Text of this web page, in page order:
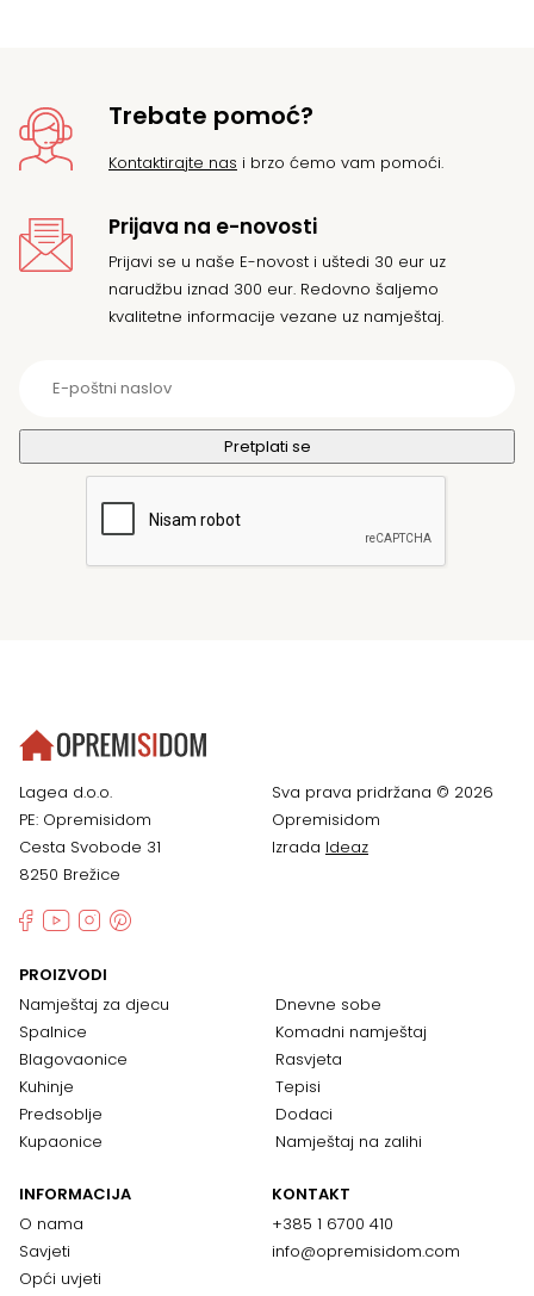
Trebate pomoć?
Kontaktirajte nas i brzo ćemo vam pomoći.
Prijava na e-novosti
Prijavi se u naše E-novost i uštedi 30 eur uz
narudžbu iznad 300 eur. Redovno šaljemo
kvalitetne informacije vezane uz namještaj.
Lagea d.o.o.
PE: Opremisidom
Cesta Svobode 31
8250 Brežice
Sva prava pridržana © 2026
Opremisidom
Izrada Ideaz
PROIZVODI
Namještaj za djecu
Spalnice
Blagovaonice
Kuhinje
Predsoblje
Kupaonice
Dnevne sobe
Komadni namještaj
Rasvjeta
Tepisi
Dodaci
Namještaj na zalihi
INFORMACIJA
O nama
Savjeti
Opći uvjeti
KONTAKT
+385 1 6700 410
info@opremisidom.com